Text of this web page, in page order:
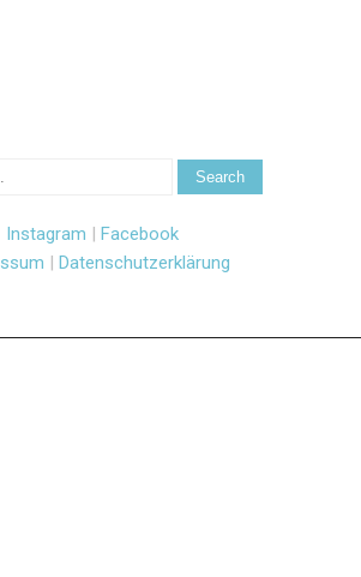
Instagram | Facebook
| Datenschutzerklärung